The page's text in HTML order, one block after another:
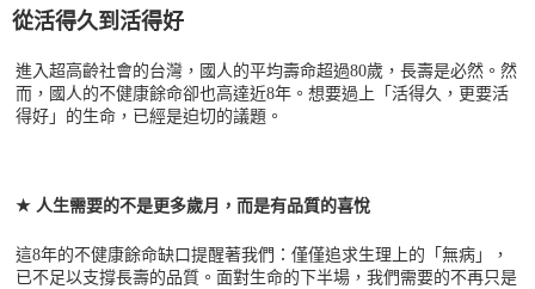
宅配
離島宅配
每筆NT$200，滿NT$99,999(含以上)免運費
從活得久到活得好
進入超高齡社會的台灣，國人的平均壽命超過80歲，長壽是必然。然
而，國人的不健康餘命卻也高達近8年。想要過上「活得久，更要活
得好」的生命，已經是迫切的議題。
★ 人生需要的不是更多歲月，而是有品質的喜悅
這8年的不健康餘命缺口提醒著我們：僅僅追求生理上的「無病」，
已不足以支撐長壽的品質。面對生命的下半場，我們需要的不再只是